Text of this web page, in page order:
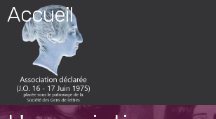
Skip
content
Accueil